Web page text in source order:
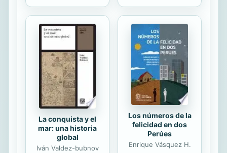
La conquista y el
mar: una historia
global
Iván Valdez-bubnov
Los números de la
felicidad en dos
Perúes
Enrique Vásquez H.